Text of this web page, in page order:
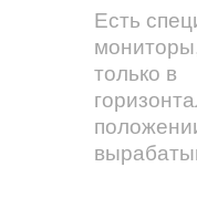
Есть
только в